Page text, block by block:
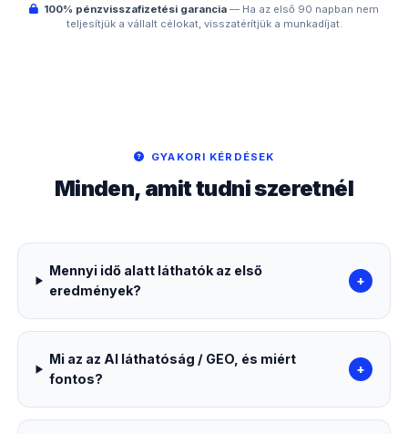
100% pénzvisszafizetési garancia — Ha az első 90 napban nem
teljesítjük a vállalt célokat, visszatérítjük a munkadíjat.
GYAKORI KÉRDÉSEK
Minden, amit tudni szeretnél
Mennyi idő alatt láthatók az első
eredmények?
+
Mi az az AI láthatóság / GEO, és miért
fontos?
+